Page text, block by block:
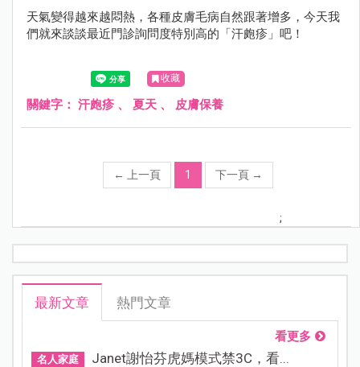
天氣變得越來越悶熱，各種皮膚毛病自然跟著增多，今天我
們就來談談最近門診詢問度特別高的「汗皰疹」吧！
收藏
關鍵字： 汗皰疹 、 夏天 、 皮膚保養
← 上一頁 1 下一頁 →
;
最新文章 熱門文章
看更多
名人家庭 Janet謝怡芬虎媽模式禁3C，看...